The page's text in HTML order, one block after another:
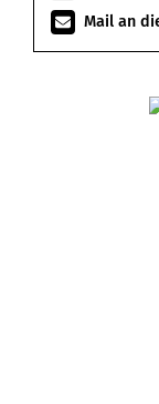
Mail an